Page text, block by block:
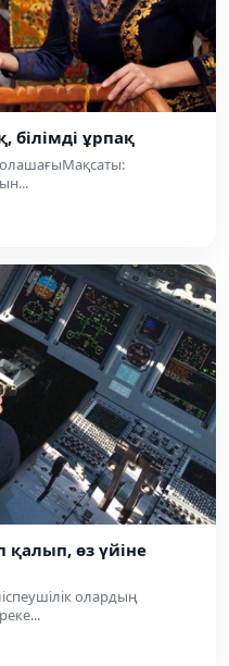
білімді ұрпақ
өз үйіне
олардың